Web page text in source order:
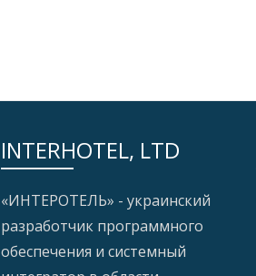
INTERHOTEL, LTD
«ИНТЕРОТЕЛЬ» - украинский
разработчик программного
обеспечения и системный